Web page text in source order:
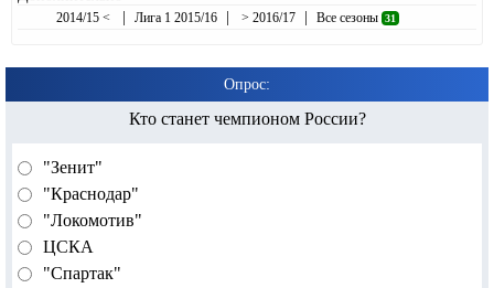
2014/15 < | Лига 1 2015/16 | > 2016/17 | Все сезоны 31
Опрос:
Кто станет чемпионом России?
"Зенит"
"Краснодар"
"Локомотив"
ЦСКА
"Спартак"